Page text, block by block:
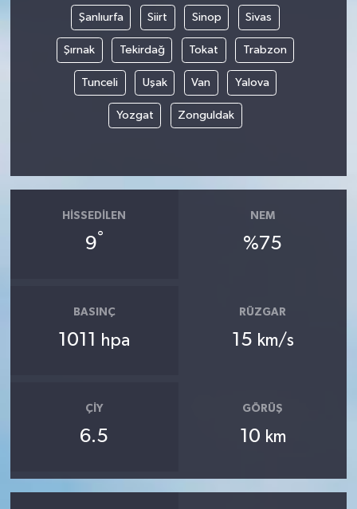
Şanlıurfa Siirt Sinop Sivas
Şırnak Tekirdağ Tokat Trabzon
Tunceli Uşak Van Yalova
Yozgat Zonguldak
HISSEDILEN
9°
NEM
%75
BASINÇ
1011 hpa
RÜZGAR
15 km/s
ÇIY
6.5
GÖRÜŞ
10 km